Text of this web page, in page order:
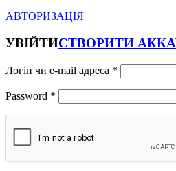
АВТОРИЗАЦІЯ
УВІЙТИСТВОРИТИ
Логін чи e-mail адреса *
Password *